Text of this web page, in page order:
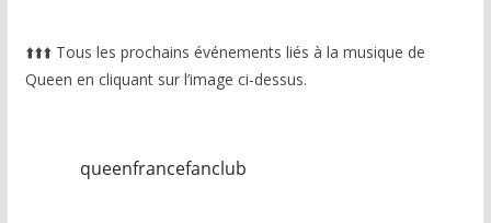
⬆️⬆️⬆️ Tous les prochains événements liés à la musique de
Queen en cliquant sur l’image ci-dessus.
queenfrancefanclub